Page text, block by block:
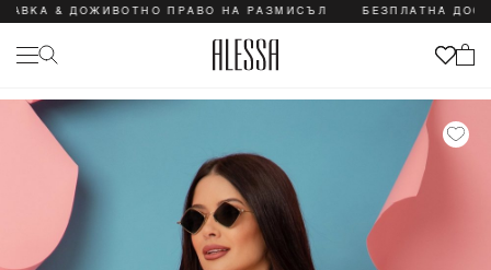
& ДОЖИВОТНО ПРАВО НА РАЗМИСЪЛ БЕЗПЛАТНА